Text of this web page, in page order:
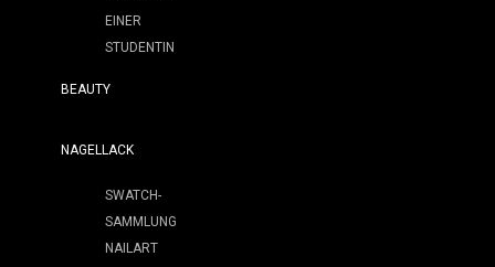
EINER
STUDENTIN
BEAUTY
NAGELLACK
SWATCH-
SAMMLUNG
NAILART